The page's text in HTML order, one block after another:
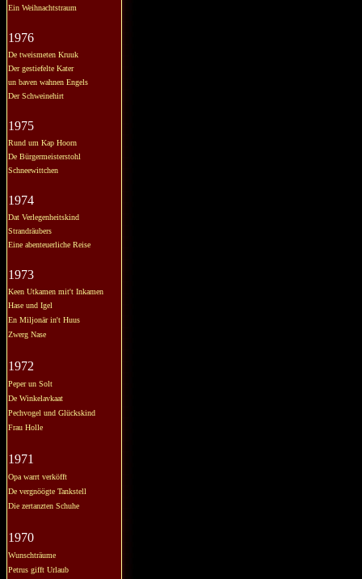
Ein Weihnachtstraum
1976
De tweismeten Kruuk
Der gestiefelte Kater
un baven wahnen Engels
Der Schweinehirt
1975
Rund um Kap Hoorn
De Bürgermeisterstohl
Schneewittchen
1974
Dat Verlegenheitskind
Strandräubers
Eine abenteuerliche Reise
1973
Keen Utkamen mit't Inkamen
Hase und Igel
En Miljonär in't Huus
Zwerg Nase
1972
Peper un Solt
De Winkelavkaat
Pechvogel und Glückskind
Frau Holle
1971
Opa warrt verköfft
De vergnöögte Tankstell
Die zertanzten Schuhe
1970
Wunschträume
Petrus gifft Urlaub